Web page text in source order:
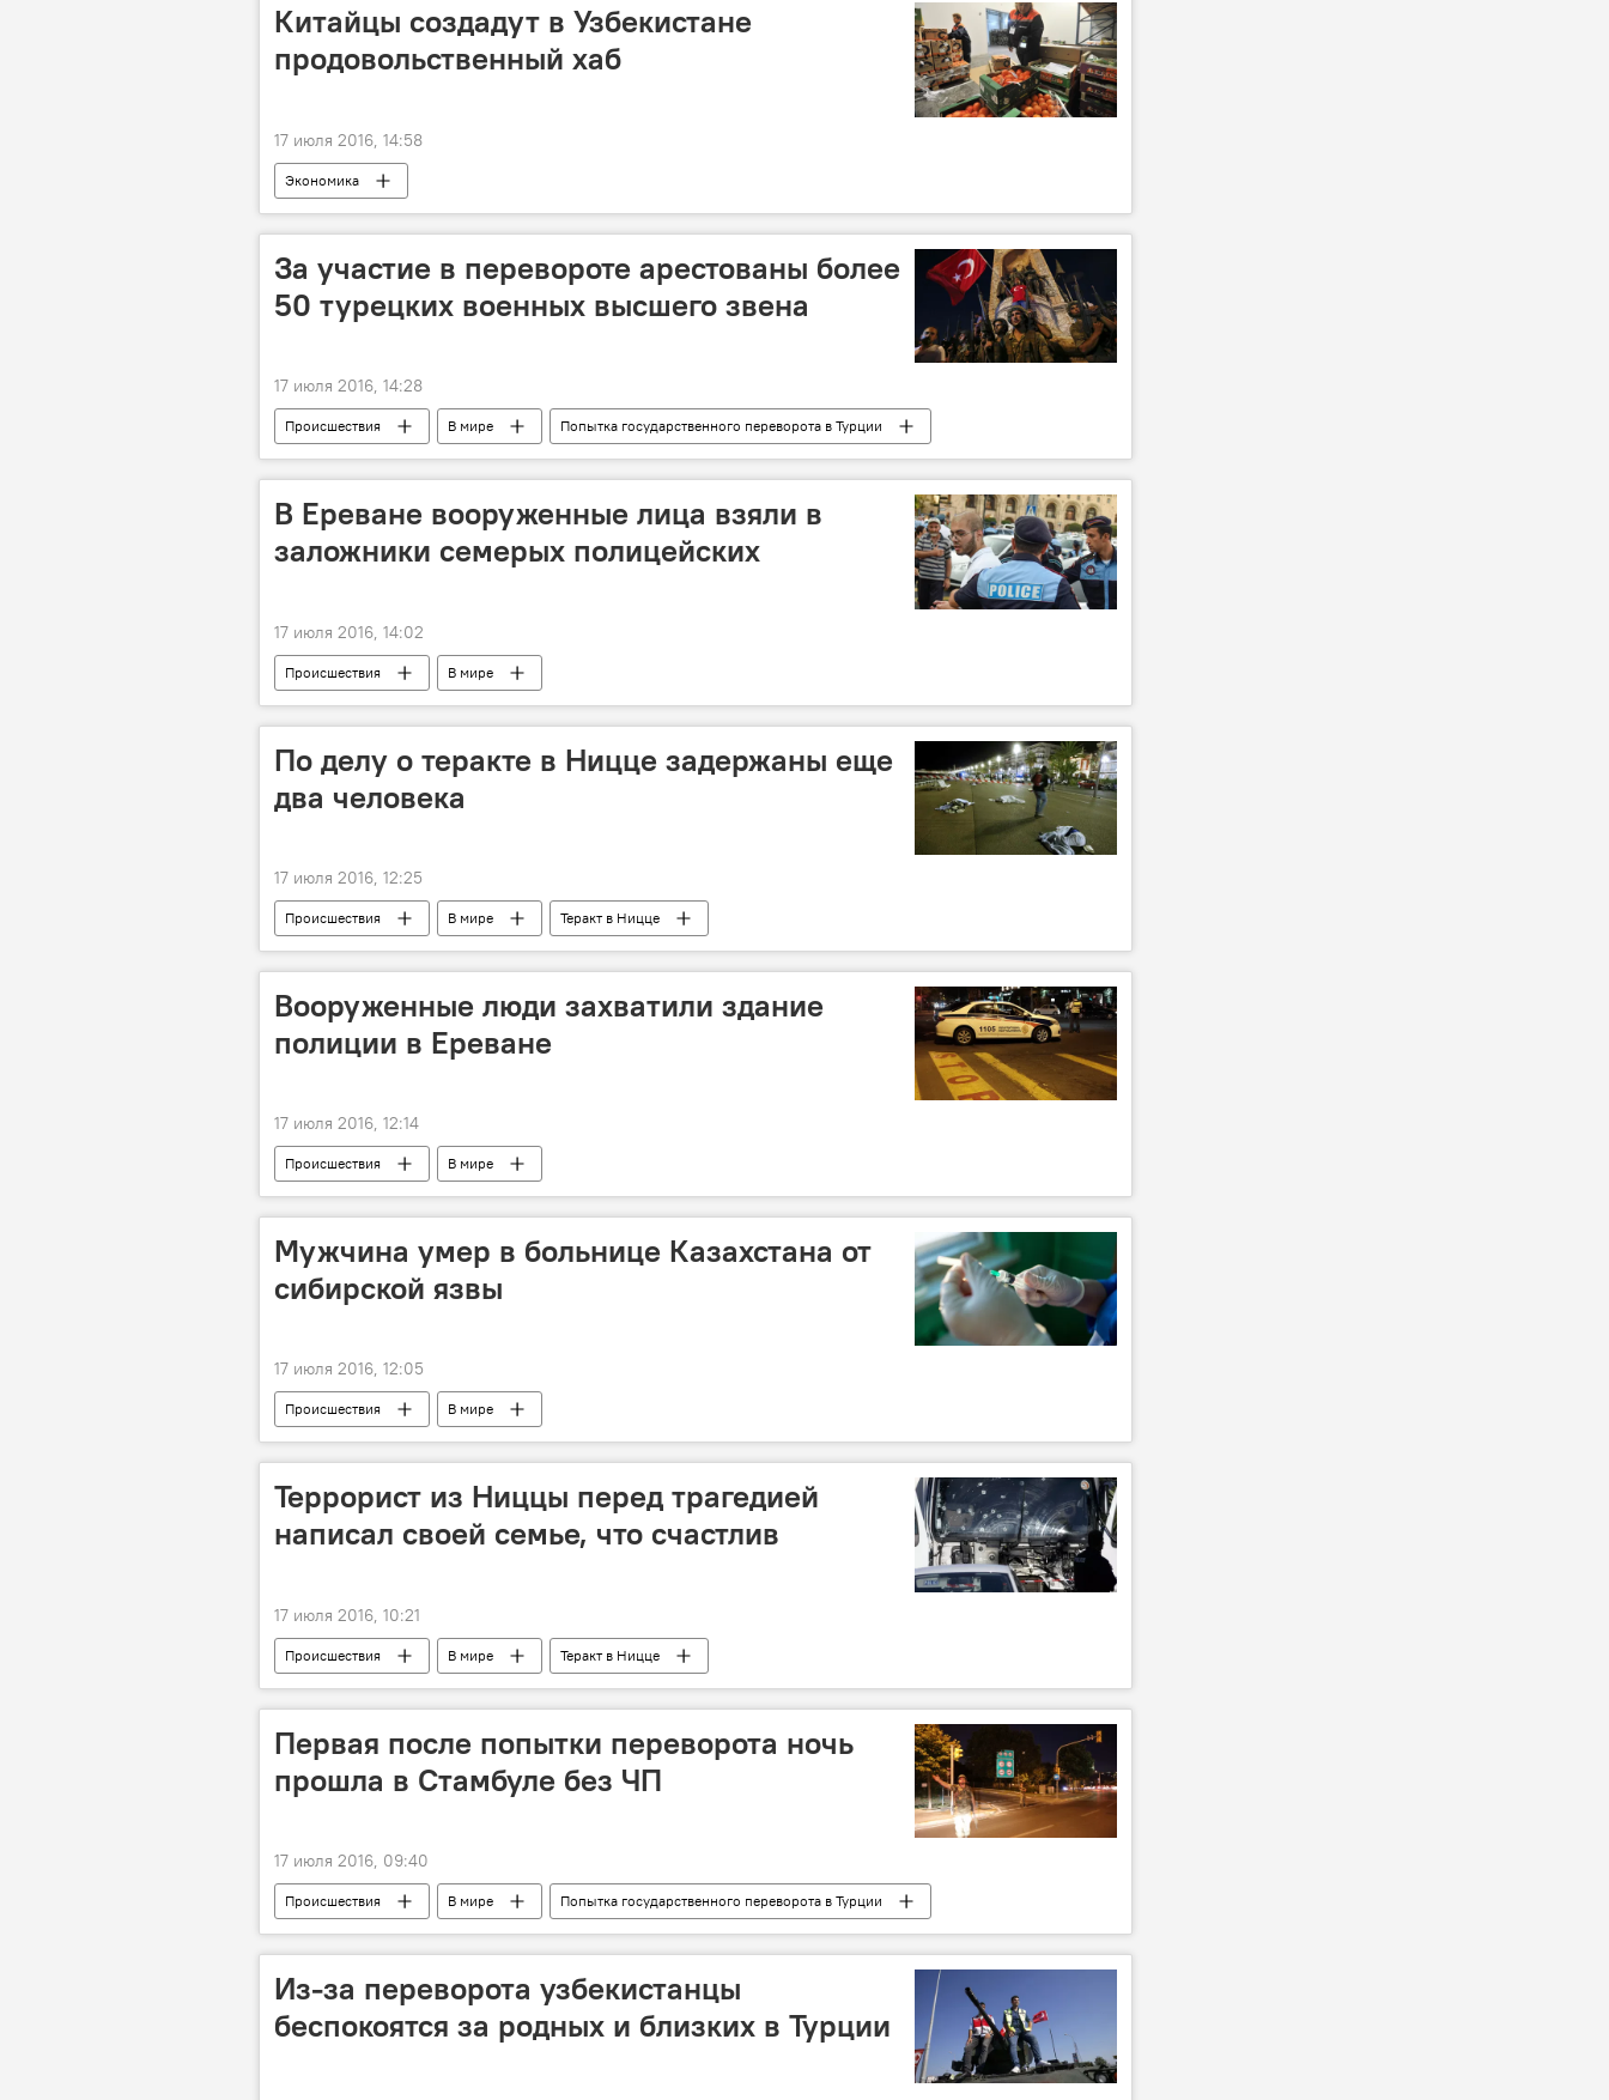
Китайцы создадут в Узбекистане
продовольственный хаб
17 июля 2016, 14:58
Экономика
За участие в перевороте арестованы более
50 турецких военных высшего звена
17 июля 2016, 14:28
Происшествия В мире Попытка государственного переворота в Турции
В Ереване вооруженные лица взяли в
заложники семерых полицейских
17 июля 2016, 14:02
Происшествия В мире
По делу о теракте в Ницце задержаны еще
два человека
17 июля 2016, 12:25
Происшествия В мире Теракт в Ницце
Вооруженные люди захватили здание
полиции в Ереване
17 июля 2016, 12:14
Происшествия В мире
Мужчина умер в больнице Казахстана от
сибирской язвы
17 июля 2016, 12:05
Происшествия В мире
Террорист из Ниццы перед трагедией
написал своей семье, что счастлив
17 июля 2016, 10:21
Происшествия В мире Теракт в Ницце
Первая после попытки переворота ночь
прошла в Стамбуле без ЧП
17 июля 2016, 09:40
Происшествия В мире Попытка государственного переворота в Турции
Из-за переворота узбекистанцы
беспокоятся за родных и близких в Турции